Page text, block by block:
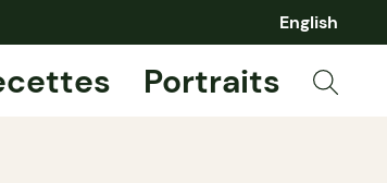
English
Portraits